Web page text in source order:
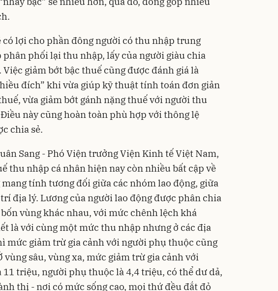
có lợi cho phần đông người có thu nhập trung
phân phối lại thu nhập, lấy của người giàu chia
Việc giảm bớt bậc thuế cũng được đánh giá là
đích” khi vừa giúp kỹ thuật tính toán đơn giản
vừa giảm bớt gánh nặng thuế với người thu
này cũng hoàn toàn phù hợp với thông lệ
chia sẻ.
Sang - Phó Viện trưởng Viện Kinh tế Việt Nam,
thu nhập cá nhân hiện nay còn nhiều bất cập về
mang tính tương đối giữa các nhóm lao động, giữa
địa lý. Lương của người lao động được phân chia
vùng khác nhau, với mức chênh lệch khá
là với cùng một mức thu nhập nhưng ở các địa
mức giảm trừ gia cảnh với người phụ thuộc cũng
vùng sâu, vùng xa, mức giảm trừ gia cảnh với
11 triệu, người phụ thuộc là 4,4 triệu, có thể dư dả,
thị - nơi có mức sống cao, mọi thứ đều đắt đỏ